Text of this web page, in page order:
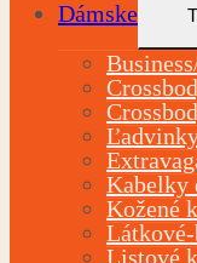
Dámske
Kabelky
Kožené
Listové